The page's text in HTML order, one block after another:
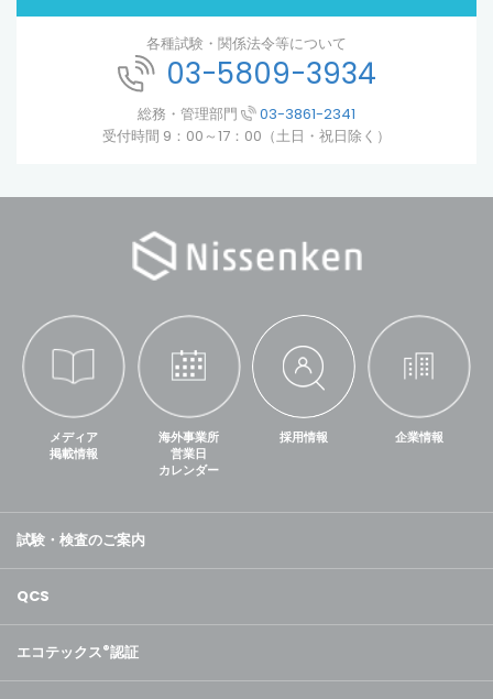
各種試験・関係法令等について
03-5809-3934
総務・管理部門
03-3861-2341
受付時間 9：00～17：00（土日・祝日除く）
メディア
掲載情報
海外事業所
営業日
カレンダー
採用情報 企業情報
試験・検査のご案内
QCS
エコテックス®認証